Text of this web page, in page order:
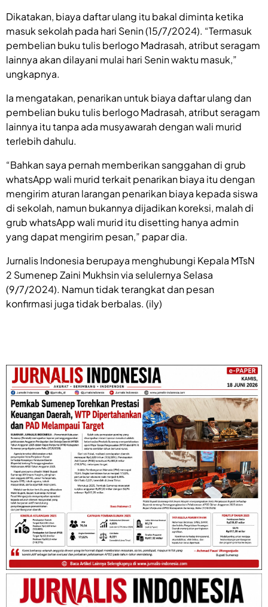
Dikatakan, biaya daftar ulang itu bakal diminta ketika
masuk sekolah pada hari Senin (15/7/2024). “Termasuk
pembelian buku tulis berlogo Madrasah, atribut seragam
lainnya akan dilayani mulai hari Senin waktu masuk,”
ungkapnya.
Ia mengatakan, penarikan untuk biaya daftar ulang dan
pembelian buku tulis berlogo Madrasah, atribut seragam
lainnya itu tanpa ada musyawarah dengan wali murid
terlebih dahulu.
“Bahkan saya pernah memberikan sanggahan di grub
whatsApp wali murid terkait penarikan biaya itu dengan
mengirim aturan larangan penarikan biaya kepada siswa
di sekolah, namun bukannya dijadikan koreksi, malah di
grub whatsApp wali murid itu disetting hanya admin
yang dapat mengirim pesan,” papar dia.
Jurnalis Indonesia berupaya menghubungi Kepala MTsN
2 Sumenep Zaini Mukhsin via selulernya Selasa
(9/7/2024). Namun tidak terangkat dan pesan
konfirmasi juga tidak berbalas. (ily)